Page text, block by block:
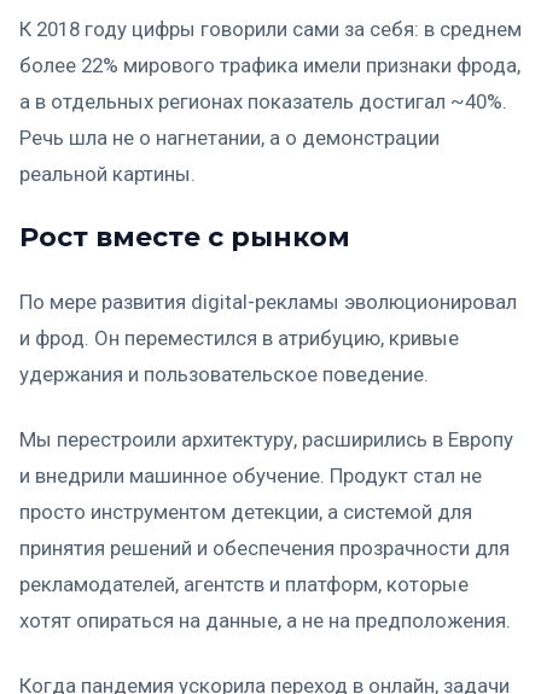
К 2018 году цифры говорили сами за себя: в среднем
более 22% мирового трафика имели признаки фрода,
а в отдельных регионах показатель достигал ~40%.
Речь шла не о нагнетании, а о демонстрации
реальной картины.
Рост вместе с рынком
По мере развития digital-рекламы эволюционировал
и фрод. Он переместился в атрибуцию, кривые
удержания и пользовательское поведение.
Мы перестроили архитектуру, расширились в Европу
и внедрили машинное обучение. Продукт стал не
просто инструментом детекции, а системой для
принятия решений и обеспечения прозрачности для
рекламодателей, агентств и платформ, которые
хотят опираться на данные, а не на предположения.
Когда пандемия ускорила переход в онлайн, задачи